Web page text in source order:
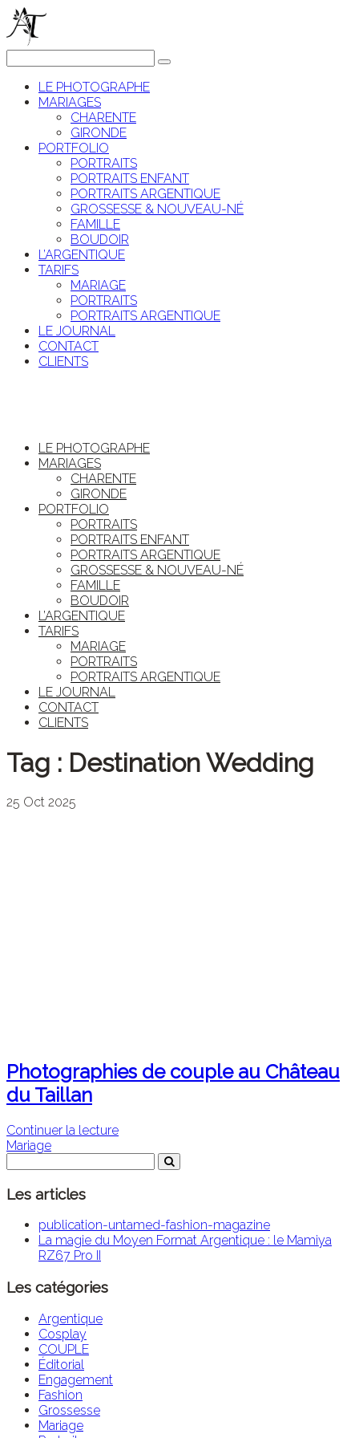
LE PHOTOGRAPHE
MARIAGES
CHARENTE
GIRONDE
PORTFOLIO
PORTRAITS
PORTRAITS ENFANT
PORTRAITS ARGENTIQUE
GROSSESSE & NOUVEAU-NÉ
FAMILLE
BOUDOIR
L’ARGENTIQUE
TARIFS
MARIAGE
PORTRAITS
PORTRAITS ARGENTIQUE
LE JOURNAL
CONTACT
CLIENTS
LE PHOTOGRAPHE
MARIAGES
CHARENTE
GIRONDE
PORTFOLIO
PORTRAITS
PORTRAITS ENFANT
PORTRAITS ARGENTIQUE
GROSSESSE & NOUVEAU-NÉ
FAMILLE
BOUDOIR
L’ARGENTIQUE
TARIFS
MARIAGE
PORTRAITS
PORTRAITS ARGENTIQUE
LE JOURNAL
CONTACT
CLIENTS
Tag : Destination Wedding
25 Oct 2025
Photographies de couple au Château
du Taillan
Continuer la lecture
Mariage
Les articles
publication-untamed-fashion-magazine
La magie du Moyen Format Argentique : le Mamiya
RZ67 Pro II
Les catégories
Argentique
Cosplay
COUPLE
Éditorial
Engagement
Fashion
Grossesse
Mariage